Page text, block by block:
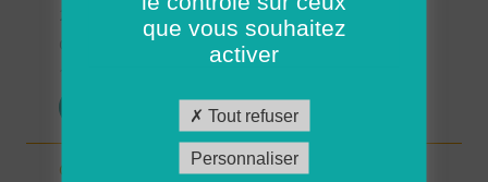
26 - Drôme
Chargé.e de mission Qualité et développement -
que vous souhaitez
activer
Tout refuser
Personnaliser